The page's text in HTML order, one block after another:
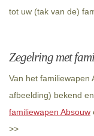
tot uw (tak van de)
Zegelring met
Van het familiewapen
afbeelding) bekend
familiewapen Absouw
>>